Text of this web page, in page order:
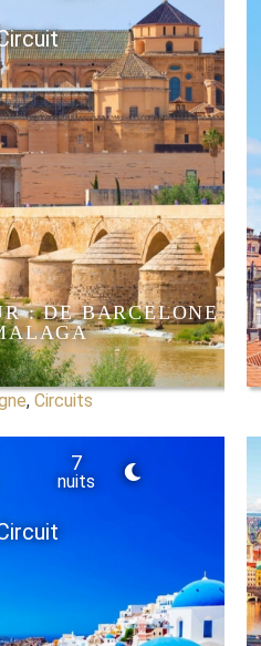
: DE BARCELONE
,Circuits
7
nuits